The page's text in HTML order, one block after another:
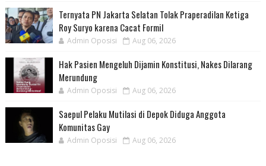
Ternyata PN Jakarta Selatan Tolak Praperadilan Ketiga
Roy Suryo karena Cacat Formil
Admin Oposisi Aug 06, 2026
Hak Pasien Mengeluh Dijamin Konstitusi, Nakes Dilarang
Merundung
Admin Oposisi Aug 06, 2026
Saepul Pelaku Mutilasi di Depok Diduga Anggota
Komunitas Gay
Admin Oposisi Aug 06, 2026